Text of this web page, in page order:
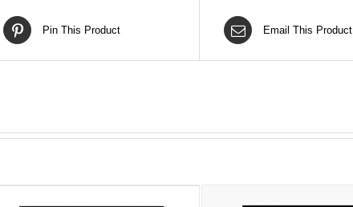
Pin This Product Email This Product